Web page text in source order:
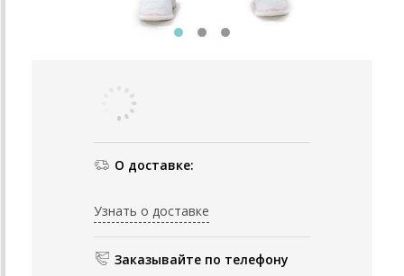
О доставке:
Узнать о доставке
Заказывайте по телефону